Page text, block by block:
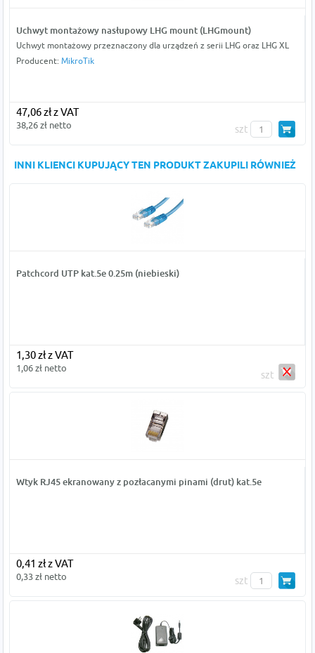
Uchwyt montażowy nasłupowy LHG mount (LHGmount)
Uchwyt montażowy przeznaczony dla urządzeń z serii LHG oraz LHG XL
Producent: MikroTik
47,06 zł z VAT
38,26 zł netto szt
INNI KLIENCI KUPUJĄCY TEN PRODUKT ZAKUPILI RÓWNIEŻ
Patchcord UTP kat.5e 0.25m (niebieski)
1,30 zł z VAT
1,06 zł netto
szt
Wtyk RJ45 ekranowany z pozłacanymi pinami (drut) kat.5e
0,41 zł z VAT
0,33 zł netto szt